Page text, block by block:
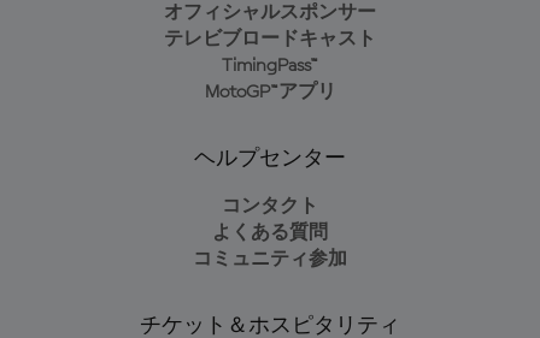
オフィシャルスポンサー
テレビブロードキャスト
TimingPass™
MotoGP™アプリ
ヘルプセンター
コンタクト
よくある質問
コミュニティ参加
チケット＆ホスピタリティ